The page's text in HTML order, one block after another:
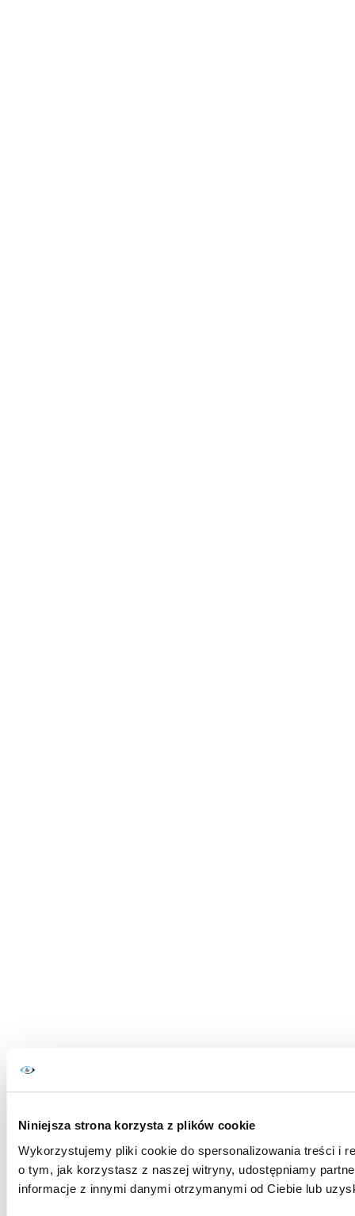
Niniejsza strona korzysta z plików cookie
Wykorzystujemy pliki cookie do spersonalizowania treści i
o tym, jak korzystasz z naszej witryny, udostępniamy
informacje z innymi danymi otrzymanymi od Ciebie lub